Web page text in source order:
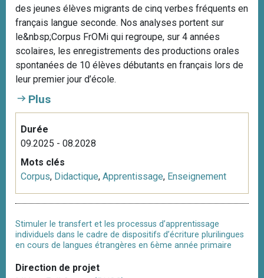
des jeunes élèves migrants de cinq verbes fréquents en
français langue seconde. Nos analyses portent sur
le&nbsp;Corpus FrOMi qui regroupe, sur 4 années
scolaires, les enregistrements des productions orales
spontanées de 10 élèves débutants en français lors de
leur premier jour d’école.
Plus
Durée
09.2025 - 08.2028
Mots clés
Corpus, Didactique, Apprentissage, Enseignement
Stimuler le transfert et les processus d’apprentissage
individuels dans le cadre de dispositifs d’écriture plurilingues
en cours de langues étrangères en 6ème année primaire
Direction de projet